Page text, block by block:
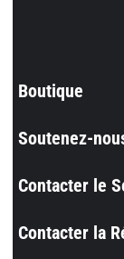
Boutique
Soutenez-
Contacter le
Contacter la